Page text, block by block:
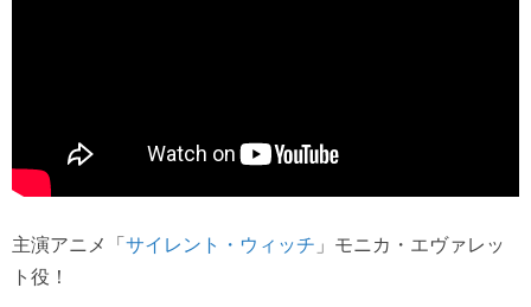
主演アニメ「サイレント・ウィッチ 」モニカ・エヴァレッ
ト役！